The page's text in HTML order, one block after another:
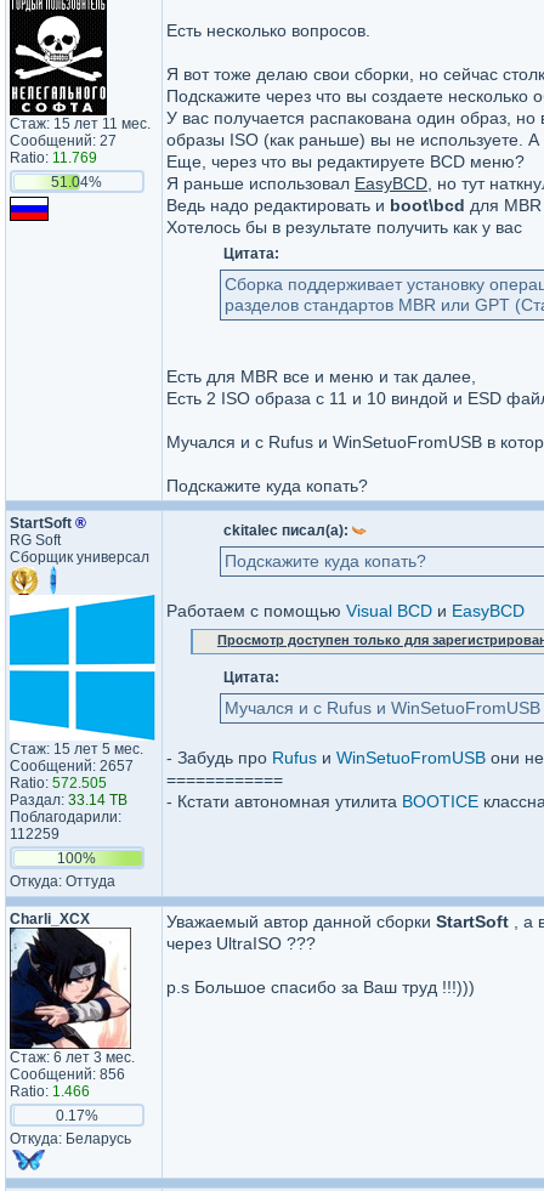
Стаж: 15 лет 11 мес.
Сообщений: 27
Ratio: 11.769
51.04%
Есть несколько вопросов.
Я вот тоже делаю свои сборки, но сейчас
Подскажите через что вы создаете несколько
У вас получается распакована один образ,
образы ISO (как раньше) вы не используете.
Еще, через что вы редактируете BCD меню?
Я раньше использовал EasyBCD , но тут
Ведь надо редактировать и boot\bcd для
Хотелось бы в результате получить как у вас
Цитата:
Сборка поддерживает установку
разделов стандартов MBR или GPT
Есть для MBR все и меню и так далее,
Есть 2 ISO образа с 11 и 10 виндой и ESD
Мучался и с Rufus и WinSetuoFromUSB в
Подскажите куда копать?
StartSoft ®
RG Soft
Сборщик универсал
Стаж: 15 лет 5 мес.
Сообщений: 2657
Ratio: 572.505
Раздал: 33.14 TB
Поблагодарили:
112259
100%
Откуда: Оттуда
ckitalec писал(а):
Подскажите куда копать?
Работаем с помощью Visual BCD и EasyBCD
Просмотр доступен только для
Цитата:
Мучался и с Rufus и WinSetuoFromUSB
- Забудь про Rufus и WinSetuoFromUSB они
============
- Кстати автономная утилита BOOTICE
Charli_XCX
Стаж: 6 лет 3 мес.
Сообщений: 856
Ratio: 1.466
0.17%
Откуда: Беларусь
Уважаемый автор данной сборки StartSoft , а
через UltraISO ???
p.s Большое спасибо за Ваш труд !!!)))